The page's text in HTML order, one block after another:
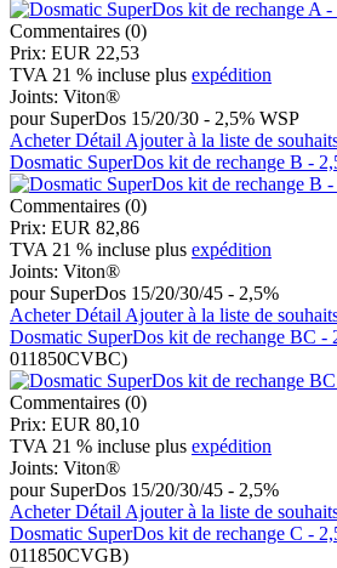
Commentaires (0)
Prix: EUR 22,53
TVA 21 % incluse plus expédition
Joints: Viton®
pour SuperDos 15/20/30 - 2,5% WSP
AcheterDétailAjouter à la liste de
Dosmatic SuperDos kit de rechange B -
Commentaires (0)
Prix: EUR 82,86
TVA 21 % incluse plus expédition
Joints: Viton®
pour SuperDos 15/20/30/45 - 2,5%
AcheterDétailAjouter à la liste de
Dosmatic SuperDos kit de rechange BC -
011850CVBC)
Commentaires (0)
Prix: EUR 80,10
TVA 21 % incluse plus expédition
Joints: Viton®
pour SuperDos 15/20/30/45 - 2,5%
AcheterDétailAjouter à la liste de
Dosmatic SuperDos kit de rechange C -
011850CVGB)